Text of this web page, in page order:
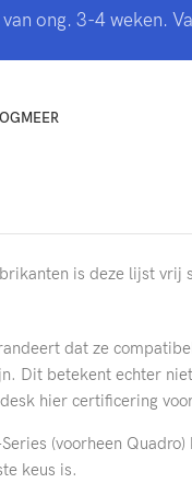
ong. 3-4 weken.
MEER
is deze lijst vrij
dat ze
Dit betekent echter
hier certificering
(voorheen
keus is.